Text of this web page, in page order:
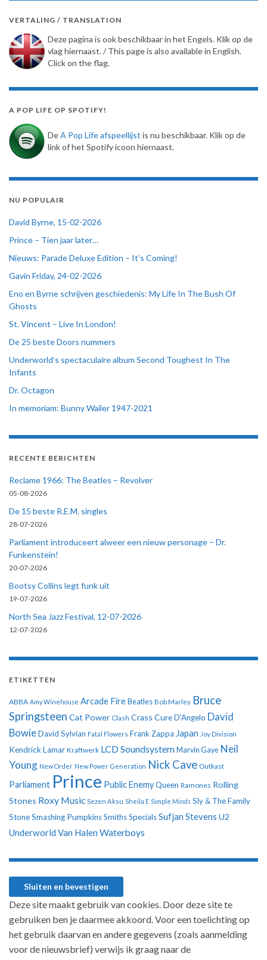
VERTALING / TRANSLATION
Deze pagina is ook beschikbaar in het Engels. Klik op de
vlag hiernaast. / This page is also available in English.
Click on the flag.
A POP LIFE OP SPOTIFY!
DeA Pop Life afspeellijst is nu beschikbaar. Klik op de
link of het Spotify icoon hiernaast.
NU POPULAIR
David Byrne, 15-02-2026
Prince – Tien jaar later…
Nieuws: Parade Deluxe Edition – It’s Coming!
Gavin Friday, 24-02-2026
Eno en Byrne schrijven geschiedenis: My Life In The Bush Of
Ghosts
St. Vincent – Live In London!
De 25 beste Doors nummers
Underworld’s spectaculaire album Second Toughest In The
Infants
Dr. Octagon
In memoriam: Bunny Wailer 1947-2021
RECENTE BERICHTEN
Reclame 1966: The Beatles – Revolver
05-08-2026
De 15 beste R.E.M. singles
28-07-2026
Parliament introduceert alweer een nieuw personage – Dr.
Funkenstein!
20-07-2026
Bootsy Collins legt funk uit
19-07-2026
North Sea Jazz Festival, 12-07-2026
12-07-2026
ETIKETTEN
ABBA Amy Winehouse Arcade Fire Beatles Bob Marley Bruce
Springsteen Cat Power Clash Crass CureD'Angelo David
BowieDavid Sylvian Fatal Flowers Frank Zappa Japan Joy Division
Kendrick Lamar Kraftwerk LCD Soundsystem Marvin Gaye Neil
Young New Order New Power Generation Nick Cave Outkast
Parliament Prince Public EnemyQueen Ramones Rolling
Stones Roxy Music Sezen Aksu Sheila E Simple Minds Sly & The Family
StoneSmashing PumpkinsSmithsSpecialsSufjan Stevens U2
Underworld Van Halen Waterboys
Deze site maakt gebruik van cookies. Door deze site te
gebruiken ben je daarmee akkoord. Voor een toelichting op
het gebruik daarvan en andere gegevens (zoals aanmelding
voor de nieuwsbrief) verwijs ik graag naar de